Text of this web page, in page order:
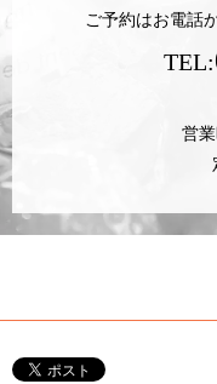
ご予約はお電話
TEL:
営